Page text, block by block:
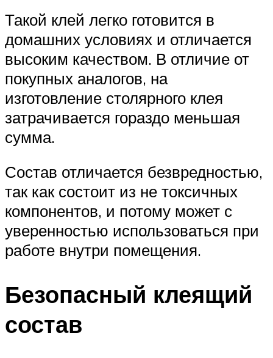
Такой клей легко готовится в
домашних условиях и отличается
высоким качеством. В отличие от
покупных аналогов, на
изготовление столярного клея
затрачивается гораздо меньшая
сумма.
Состав отличается безвредностью,
так как состоит из не токсичных
компонентов, и потому может с
уверенностью использоваться при
работе внутри помещения.
Безопасный клеящий
состав